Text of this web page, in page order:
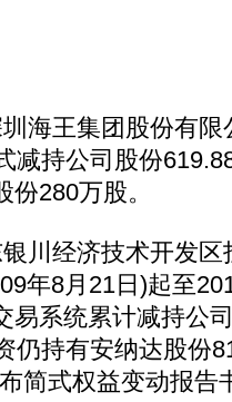
王集团股份有限
减持公司股份
280万股。
经济技术开发区
年8月21日)起至
易系统累计减持公
仍持有安纳达股份
简式权益变动报告